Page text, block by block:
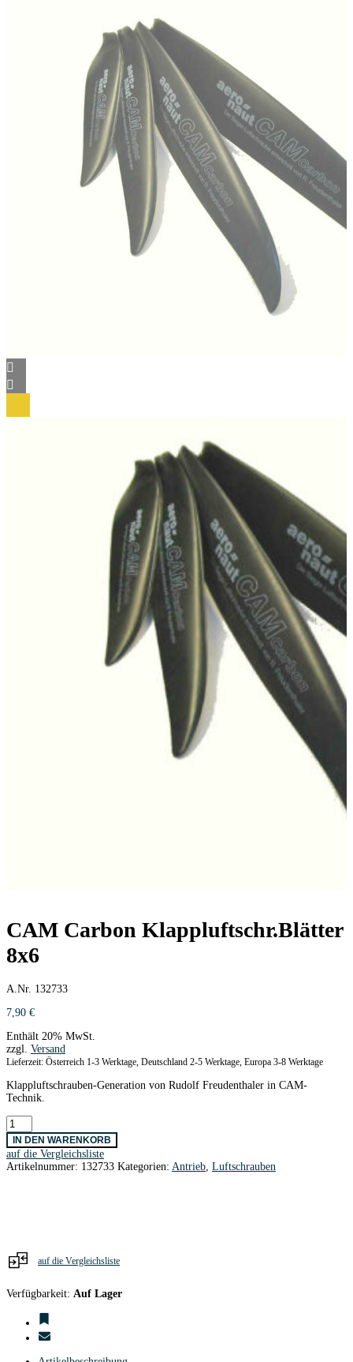
CAM Carbon Klappluftschr.Blätter
8x6
A.Nr. 132733
7,90 €
Enthält 20% MwSt.
zzgl. Versand
Lieferzeit: Österreich 1-3 Werktage, Deutschland 2-5 Werktage, Europa 3-8 Werktage
Klappluftschrauben-Generation von Rudolf Freudenthaler in CAM-
Technik.
CAM
Carbon
Klappluftschr.Blätter
8x6
Menge
IN DEN WARENKORB
auf die Vergleichsliste
Artikelnummer: 132733 Kategorien: Antrieb Luftschrauben
auf die Vergleichsliste
Verfügbarkeit: Auf Lager